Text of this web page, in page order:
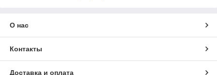
О нас
Контакты
Доставка и оплата